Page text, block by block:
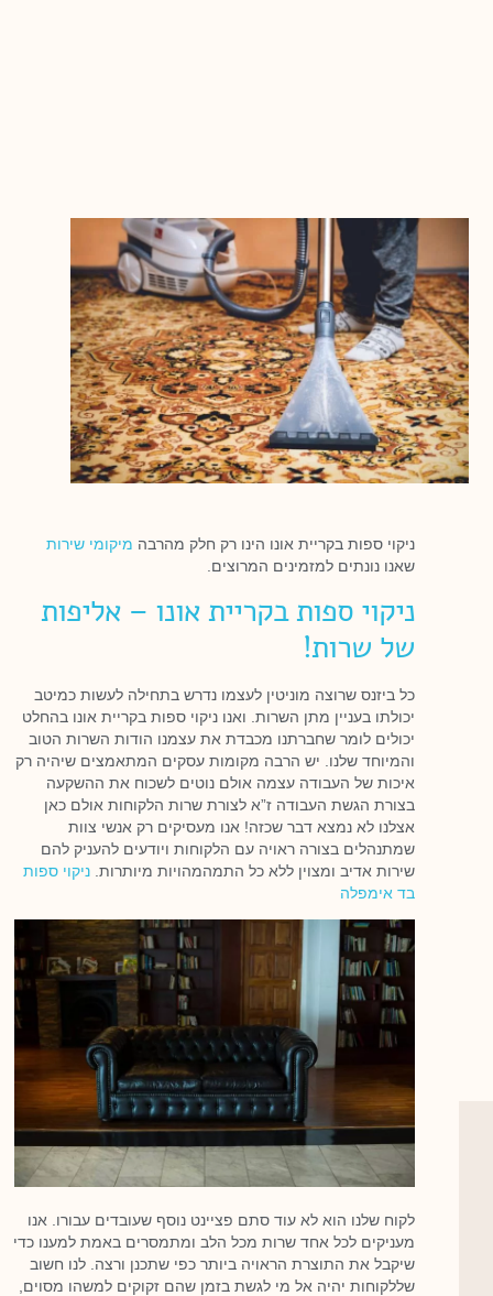
ניקוי ספות בקריית אונו הינו רק חלק מהרבה מיקומי שירות
שאנו נונתים למזמינים המרוצים.
ניקוי ספות בקריית אונו – אליפות
של שרות!
כל ביזנס שרוצה מוניטין לעצמו נדרש בתחילה לעשות כמיטב
יכולתו בעניין מתן השרות. ואנו ניקוי ספות בקריית אונו בהחלט
יכולים לומר שחברתנו מכבדת את עצמנו הודות השרות הטוב
והמיוחד שלנו. יש הרבה מקומות עסקים המתאמצים שיהיה רק
איכות של העבודה עצמה אולם נוטים לשכוח את ההשקעה
בצורת הגשת העבודה ז”א לצורת שרות הלקוחות אולם כאן
אצלנו לא נמצא דבר שכזה! אנו מעסיקים רק אנשי צוות
שמתנהלים בצורה ראויה עם הלקוחות ויודעים להעניק להם
שירות אדיב ומצוין ללא כל התמהמהויות מיותרות. ניקוי ספות
בד אימפלה
לקוח שלנו הוא לא עוד סתם פציינט נוסף שעובדים עבורו. אנו
מעניקים לכל אחד שרות מכל הלב ומתמסרים באמת למענו כדי
שיקבל את התוצרת הראויה ביותר כפי שתכנן ורצה. לנו חשוב
שללקוחות יהיה אל מי לגשת בזמן שהם זקוקים למשהו מסוים,